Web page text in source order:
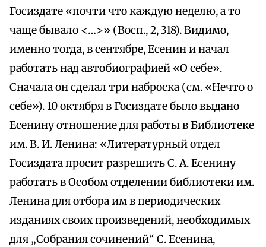
Госиздате «почти что каждую неделю, а то
чаще бывало <…>» (Восп., 2, 318). Видимо,
именно тогда, в сентябре, Есенин и начал
работать над автобиографией «О себе».
Сначала он сделал три наброска (см. «Нечто о
себе»). 10 октября в Госиздате было выдано
Есенину отношение для работы в Библиотеке
им. В. И. Ленина: «Литературный отдел
Госиздата просит разрешить С. А. Есенину
работать в Особом отделении библиотеки им.
Ленина для отбора им в периодических
изданиях своих произведений, необходимых
для „Собрания сочинений“ С. Есенина,